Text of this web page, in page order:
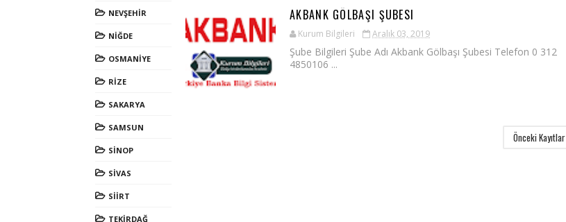
NEVŞEHİR
NİĞDE
OSMANİYE
RİZE
SAKARYA
SAMSUN
SİNOP
SİVAS
SİİRT
TEKİRDAĞ
AKBANK GÖLBAŞI ŞUBESI
Kurum Bilgileri Aralık 03, 2019
Şube Bilgileri Şube Adı Akbank Gölbaşı Şubesi Telefon 0 312
4850106 ...
Önceki Kayıtlar